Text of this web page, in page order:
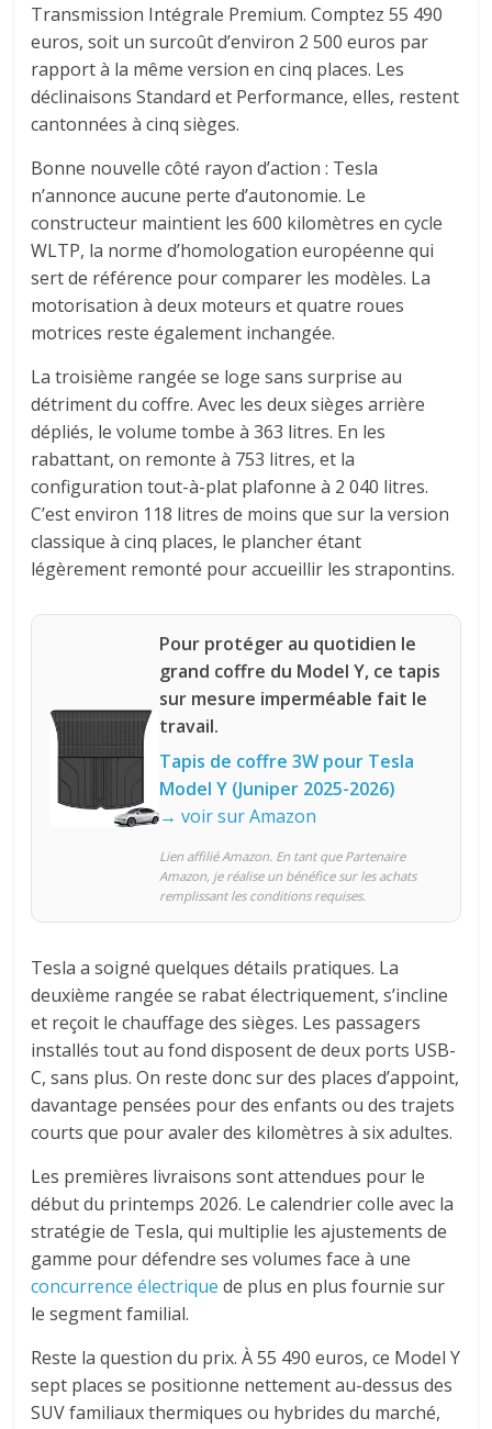
Transmission Intégrale Premium. Comptez 55 490
euros, soit un surcoût d’environ 2 500 euros par
rapport à la même version en cinq places. Les
déclinaisons Standard et Performance, elles, restent
cantonnées à cinq sièges.
Bonne nouvelle côté rayon d’action : Tesla
n’annonce aucune perte d’autonomie. Le
constructeur maintient les 600 kilomètres en cycle
WLTP, la norme d’homologation européenne qui
sert de référence pour comparer les modèles. La
motorisation à deux moteurs et quatre roues
motrices reste également inchangée.
La troisième rangée se loge sans surprise au
détriment du coffre. Avec les deux sièges arrière
dépliés, le volume tombe à 363 litres. En les
rabattant, on remonte à 753 litres, et la
configuration tout-à-plat plafonne à 2 040 litres.
C’est environ 118 litres de moins que sur la version
classique à cinq places, le plancher étant
légèrement remonté pour accueillir les strapontins.
Pour protéger au quotidien le
grand coffre du Model Y, ce tapis
sur mesure imperméable fait le
travail.
Tapis de coffre 3W pour Tesla
Model Y (Juniper 2025-2026)
→ voir sur Amazon
Lien affilié Amazon. En tant que Partenaire
Amazon, je réalise un bénéfice sur les achats
remplissant les conditions requises.
Tesla a soigné quelques détails pratiques. La
deuxième rangée se rabat électriquement, s’incline
et reçoit le chauffage des sièges. Les passagers
installés tout au fond disposent de deux ports USB-
C, sans plus. On reste donc sur des places d’appoint,
davantage pensées pour des enfants ou des trajets
courts que pour avaler des kilomètres à six adultes.
Les premières livraisons sont attendues pour le
début du printemps 2026. Le calendrier colle avec la
stratégie de Tesla, qui multiplie les ajustements de
gamme pour défendre ses volumes face à une
concurrence électrique de plus en plus fournie sur
le segment familial.
Reste la question du prix. À 55 490 euros, ce Model Y
sept places se positionne nettement au-dessus des
SUV familiaux thermiques ou hybrides du marché,